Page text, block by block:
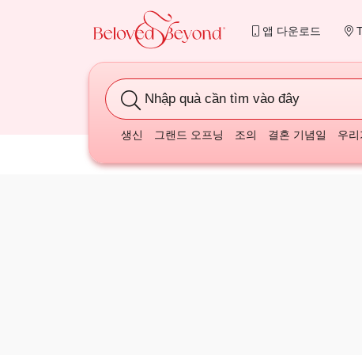
앱 다운로드
Nhập quà cần tìm vào đây
생신 그랜드 오프닝 조의 결혼 기념일 우